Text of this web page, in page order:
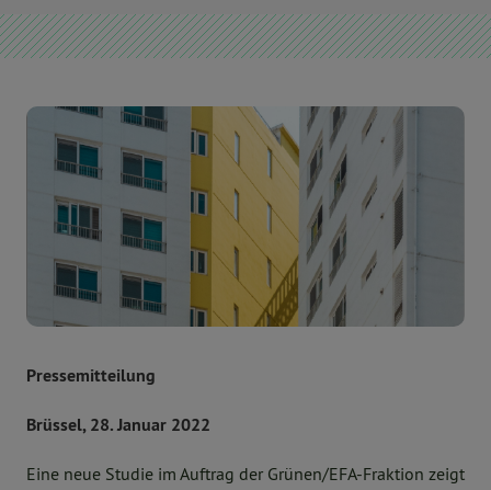
Pressemitteilung
Brüssel, 28. Januar 2022
Eine neue Studie im Auftrag der Grünen/EFA-Fraktion zeigt